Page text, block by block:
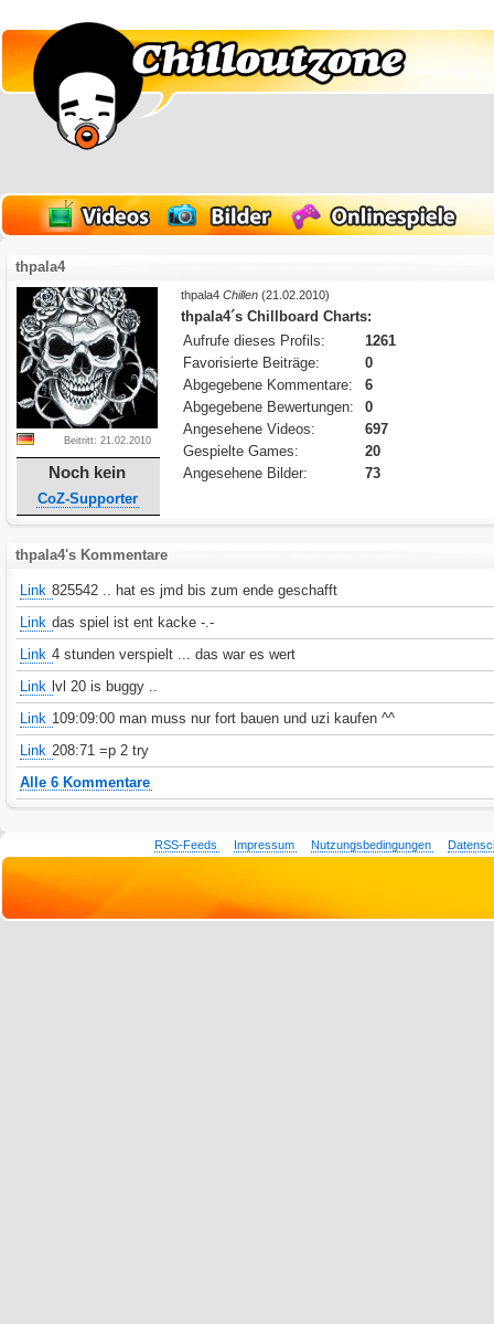
thpala4
Beitritt: 21.02.2010
Noch kein
CoZ-Supporter
thpala4Chillen (21.02.2010)
thpala4´s Chillboard Charts:
Aufrufe dieses Profils:
1261
Favorisierte Beiträge:
0
Abgegebene Kommentare:
6
Abgegebene Bewertungen:
0
Angesehene Videos:
697
Gespielte Games:
20
Angesehene Bilder:
73
thpala4's Kommentare
Link 825542 .. hat es jmd bis zum ende geschafft
Link das spiel ist ent kacke -.-
Link 4 stunden verspielt ... das war es wert
Link lvl 20 is buggy ..
Link 109:09:00 man muss nur fort bauen und uzi kaufen ^^
Link 208:71 =p 2 try
Alle 6 Kommentare
RSS-Feeds Impressum Nutzungsbedingungen